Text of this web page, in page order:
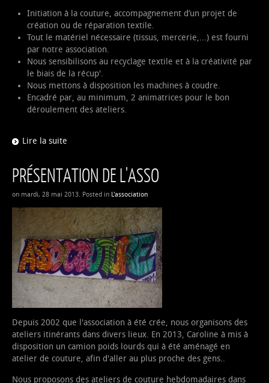
Initiation à la couture, accompagnement d’un projet de
création ou de réparation textile.
Tout le matériel nécessaire (tissus, mercerie,...) est fourni
par notre association.
Nous sensibilisons au recyclage textile et à la créativité par
le biais de la récup'.
Nous mettons à disposition les machines à coudre.
Encadré par, au minimum, 2 animatrices pour le bon
déroulement des ateliers.
Lire la suite
PRÉSENTATION DE L'ASSO
on mardi, 28 mai 2013. Posted in L'association
Depuis 2002 que l'association à été crée, nous organisons des
ateliers itinérants dans divers lieux. En 2013, Caroline à mis à
disposition un camion poids lourds qui à été aménagé en
atelier de couture, afin d'aller au plus proche des gens..
Nous proposons des ateliers de couture hebdomadaires dans